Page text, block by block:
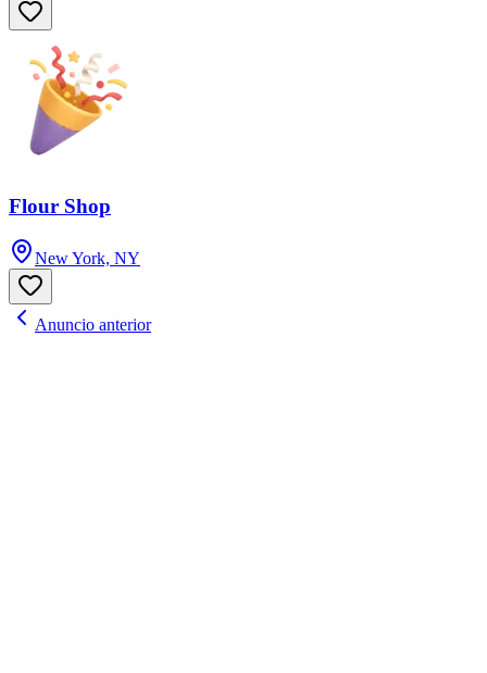
Flour Shop
New York, NY
Anuncio anterior